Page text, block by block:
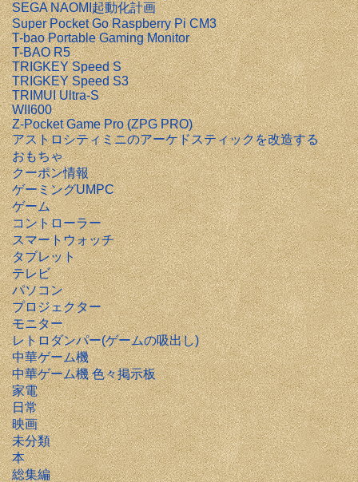
SEGA NAOMI起動化計画
Super Pocket Go Raspberry Pi CM3
T-bao Portable Gaming Monitor
T-BAO R5
TRIGKEY Speed S
TRIGKEY Speed S3
TRIMUI Ultra-S
WII600
Z-Pocket Game Pro (ZPG PRO)
アストロシティミニのアーケドスティックを改造する
おもちゃ
クーポン情報
ゲーミングUMPC
ゲーム
コントローラー
スマートウォッチ
タブレット
テレビ
パソコン
プロジェクター
モニター
レトロダンパー(ゲームの吸出し)
中華ゲーム機
中華ゲーム機 色々掲示板
家電
日常
映画
未分類
本
総集編